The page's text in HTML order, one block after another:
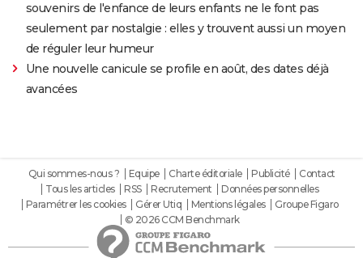
souvenirs de l'enfance de leurs enfants ne le font pas
seulement par nostalgie : elles y trouvent aussi un moyen
de réguler leur humeur
Une nouvelle canicule se profile en août, des dates déjà
avancées
Qui sommes-nous ? Equipe Charte éditoriale Publicité
Contact
Tous les articles
RSS Recrutement
Données personnelles
Paramétrer les cookies
Gérer Utiq Mentions légales
Groupe Figaro
© 2026 CCM Benchmark